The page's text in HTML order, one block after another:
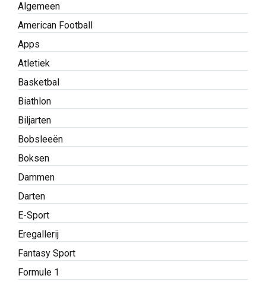
Algemeen
American Football
Apps
Atletiek
Basketbal
Biathlon
Biljarten
Bobsleeën
Boksen
Dammen
Darten
E-Sport
Eregallerij
Fantasy Sport
Formule 1